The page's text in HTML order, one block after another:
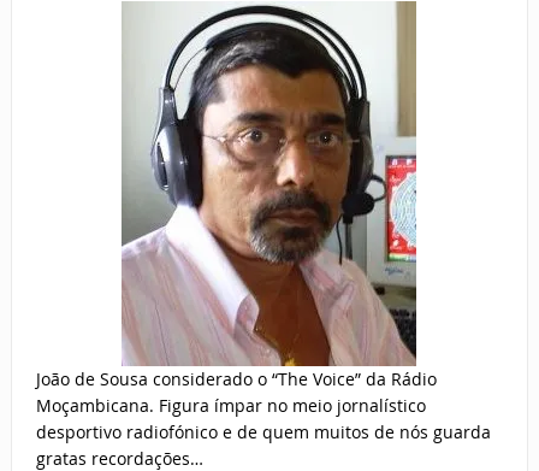
João de Sousa considerado o “The Voice” da Rádio
Moçambicana. Figura ímpar no meio jornalístico
desportivo radiofónico e de quem muitos de nós guarda
gratas recordações…